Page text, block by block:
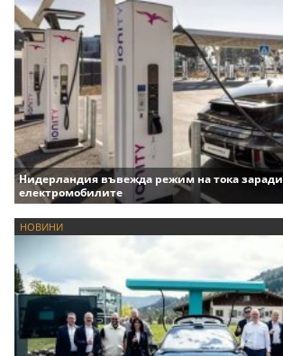
Нидерландия въвежда режим на тока заради
електромобилите
НОВИНИ